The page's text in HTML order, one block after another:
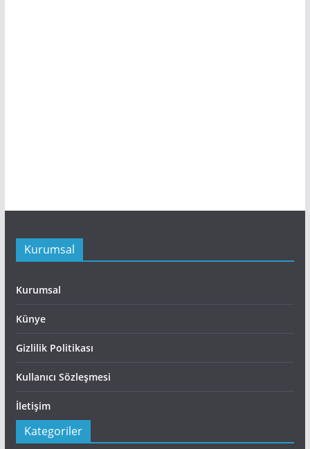
Kurumsal
Kurumsal
Künye
Gizlilik Politikası
Kullanıcı Sözleşmesi
İletişim
Kategoriler